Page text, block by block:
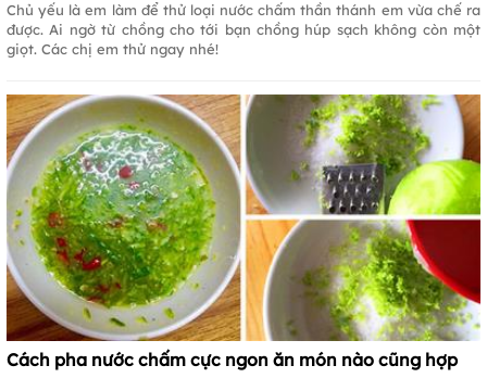
Chủ yếu là em làm để thử loại nước chấm thần thánh em vừa chế ra
được. Ai ngờ từ chồng cho tới bạn chồng húp sạch không còn một
giọt. Các chị em thử ngay nhé!
Cách pha nước chấm cực ngon ăn món nào cũng hợp